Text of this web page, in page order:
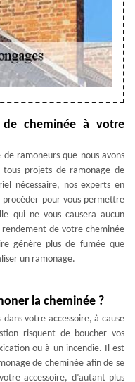
de cheminée à votre
ramoneurs que nous avons
tous projets de ramonage de
nécessaire, nos experts en
pour vous permettre
qui ne vous causera aucun
de votre cheminée
génère plus de fumée que
un ramonage.
la cheminée ?
votre accessoire, à cause
risquent de boucher vos
ou à un incendie. Il est
de cheminée afin de se
accessoire, d’autant plus